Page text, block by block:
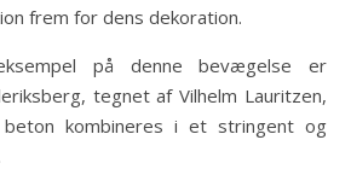
frem for dens dekoration.
på denne bevægelse er
tegnet af Vilhelm Lauritzen,
kombineres i et stringent og